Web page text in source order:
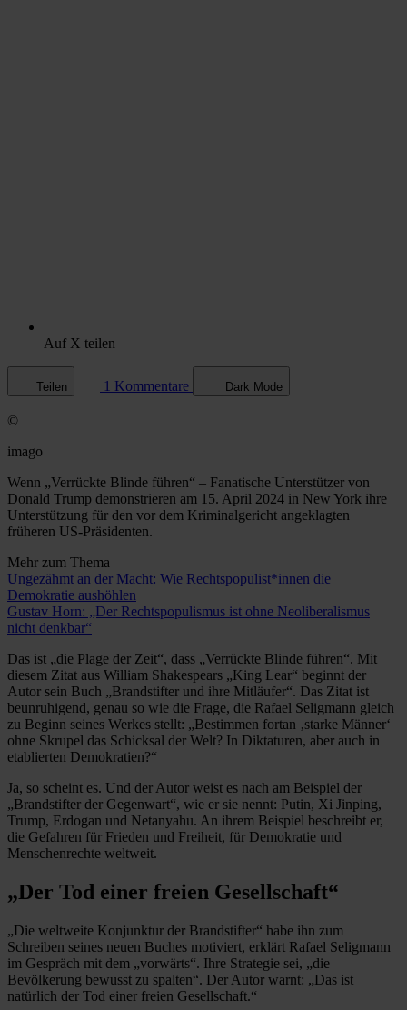
Auf X teilen
Teilen 1 Kommentare Dark Mode
©
imago
Wenn „Verrückte Blinde führen“ – Fanatische Unterstützer von
Donald Trump demonstrieren am 15. April 2024 in New York ihre
Unterstützung für den vor dem Kriminalgericht angeklagten
früheren US-Präsidenten.
Mehr zum Thema
Ungezähmt an der Macht: Wie Rechtspopulist*innen die
Demokratie aushöhlen
Gustav Horn: „Der Rechtspopulismus ist ohne Neoliberalismus
nicht denkbar“
Das ist „die Plage der Zeit“, dass „Verrückte Blinde führen“. Mit
diesem Zitat aus William Shakespears „King Lear“ beginnt der
Autor sein Buch „Brandstifter und ihre Mitläufer“. Das Zitat ist
beunruhigend, genau so wie die Frage, die Rafael Seligmann gleich
zu Beginn seines Werkes stellt: „Bestimmen fortan ‚starke Männer‘
ohne Skrupel das Schicksal der Welt? In Diktaturen, aber auch in
etablierten Demokratien?“
Ja, so scheint es. Und der Autor weist es nach am Beispiel der
„Brandstifter der Gegenwart“, wie er sie nennt: Putin, Xi Jinping,
Trump, Erdogan und Netanyahu. An ihrem Beispiel beschreibt er,
die Gefahren für Frieden und Freiheit, für Demokratie und
Menschenrechte weltweit.
„Der Tod einer freien Gesellschaft“
„Die weltweite Konjunktur der Brandstifter“ habe ihn zum
Schreiben seines neuen Buches motiviert, erklärt Rafael Seligmann
im Gespräch mit dem „vorwärts“. Ihre Strategie sei, „die
Bevölkerung bewusst zu spalten“. Der Autor warnt: „Das ist
natürlich der Tod einer freien Gesellschaft.“